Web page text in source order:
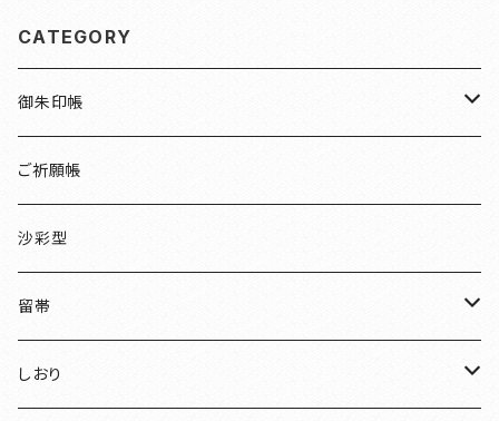
CATEGORY
御朱印帳
檜
伏見稲荷
友禅
明智光秀
ご祈願帳
沙彩型
留帯
ちりめん
しおり